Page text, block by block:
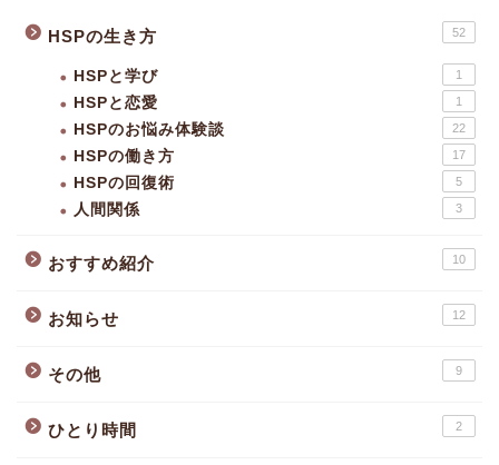
HSPの生き方 52
HSPと学び 1
HSPと恋愛 1
HSPのお悩み体験談 22
HSPの働き方 17
HSPの回復術 5
人間関係 3
おすすめ紹介 10
お知らせ 12
その他 9
ひとり時間 2